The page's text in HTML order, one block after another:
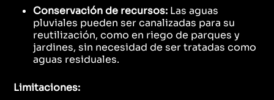
Conservación de recursos: Las aguas
pluviales pueden ser canalizadas para su
reutilización, como en riego de parques y
jardines, sin necesidad de ser tratadas como
aguas residuales.
Limitaciones: